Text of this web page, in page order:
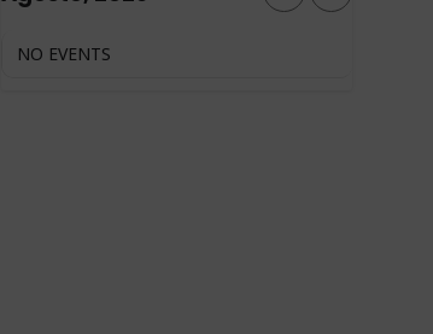
NO EVENTS